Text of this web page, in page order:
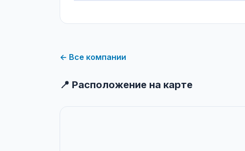
← Все компании
📍 Расположение на карте